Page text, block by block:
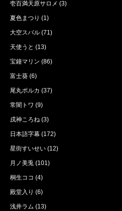
壱百満天原サロメ (3)
夏色まつり (1)
大空スバル (71)
天使うと (13)
宝鐘マリン (86)
富士葵 (6)
尾丸ポルカ (37)
常闇トワ (9)
戌神ころね (3)
日本語字幕 (172)
星街すいせい (12)
月ノ美兎 (101)
桐生ココ (4)
殿堂入り (6)
浅井ラム (13)